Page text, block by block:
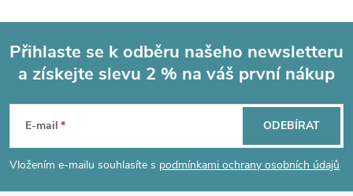
p
Přihlaste se k odběru našeho newsletteru
a získejte slevu 2 % na váš první nákup
E-mail
Vložením e-mailu souhlasíte s podmínkami ochrany osobních údajů
ODEBÍRAT